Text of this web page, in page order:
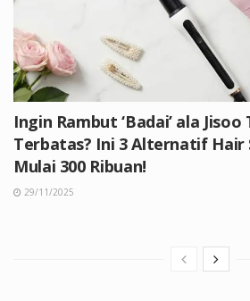
Ingin Rambut ‘Badai’ ala
Terbatas? Ini 3 Alternatif Hair
Mulai 300 Ribuan!
29/11/2025